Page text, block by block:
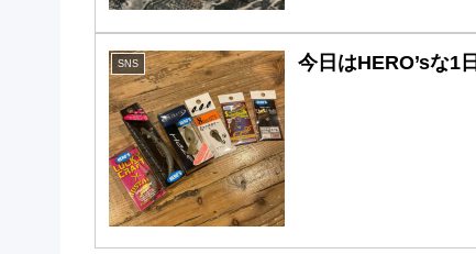
SNS 今日はHERO’sな1